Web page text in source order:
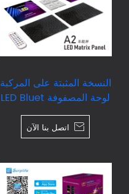
النسخة المثبتة على المركبة
لوحة المصفوفة LED Bluet
ooth
 اتصل بنا الآن